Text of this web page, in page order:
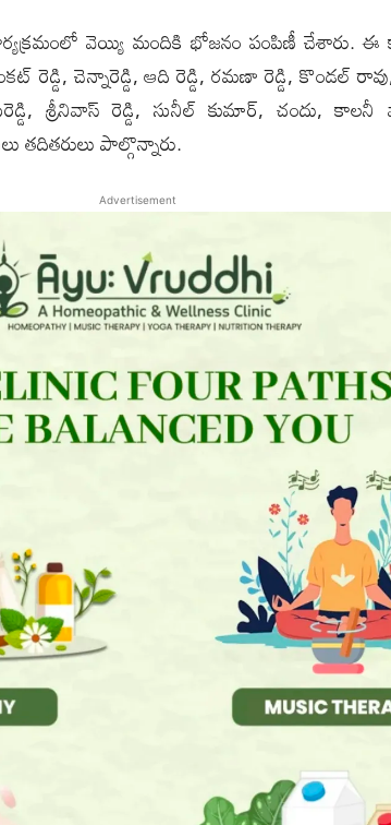
వెయ్యి మందికి భోజనం పంపిణీ చేశారు. ఈ
రెడ్డి, చెన్నారెడ్డి, ఆది రెడ్డి, రమణా రెడ్డి, కొండల్
శ్రీనివాస్ రెడ్డి, సునీల్ కుమార్, చందు, కాలనీ
తదితరులు పాల్గొన్నారు.
Advertisement